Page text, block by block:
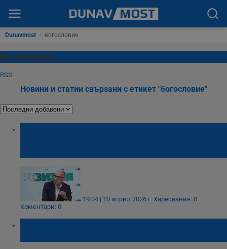
Dunavmost / богословие
богословие
RSS
Новини и статии свързани с етикет "богословие"
19:04 | 10 април 2026 г. Харесвания: 0
Коментари: 0